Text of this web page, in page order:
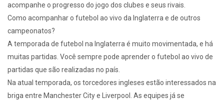
acompanhe o progresso do jogo dos clubes e seus rivais.
Como acompanhar o futebol ao vivo da Inglaterra e de outros
campeonatos?
A temporada de futebol na Inglaterra é muito movimentada, e há
muitas partidas. Você sempre pode aprender o futebol ao vivo de
partidas que são realizadas no país.
Na atual temporada, os torcedores ingleses estão interessados na
briga entre Manchester City e Liverpool. As equipes já se